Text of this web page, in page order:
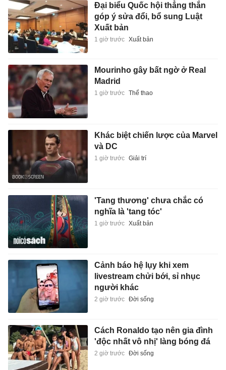
Đại biểu Quốc hội thẳng thắn
góp ý sửa đổi, bổ sung Luật
Xuất bản
1 giờ trước Xuất bản
Mourinho gây bất ngờ ở Real
Madrid
1 giờ trước Thể thao
Khác biệt chiến lược của Marvel
và DC
1 giờ trước Giải trí
'Tang thương' chưa chắc có
nghĩa là 'tang tóc'
1 giờ trước Xuất bản
Cảnh báo hệ lụy khi xem
livestream chửi bới, sỉ nhục
người khác
2 giờ trước Đời sống
Cách Ronaldo tạo nên gia đình
'độc nhất vô nhị' làng bóng đá
2 giờ trước Đời sống